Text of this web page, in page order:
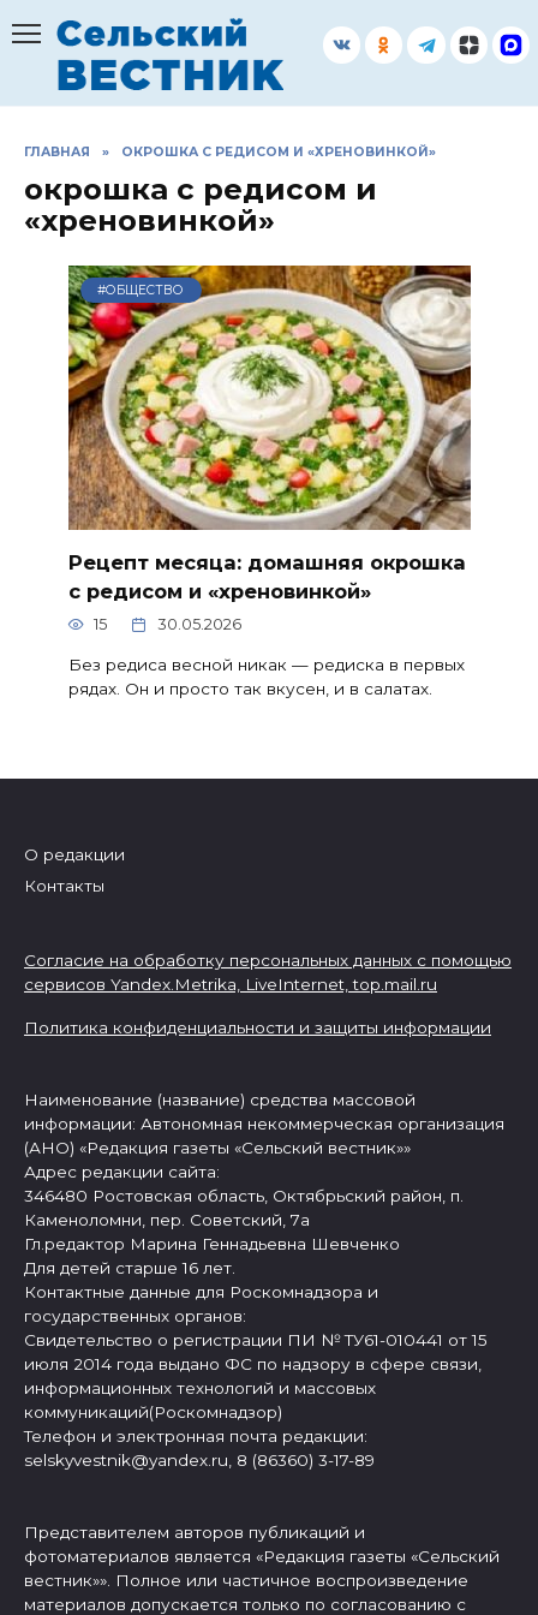
содержанию
ГЛАВНАЯ » ОКРОШКА С РЕДИСОМ И «ХРЕНОВИНКОЙ»
окрошка с редисом и
«хреновинкой»
#ОБЩЕСТВО
Рецепт месяца: домашняя окрошка
с редисом и «хреновинкой»
15 30.05.2026
Без редиса весной никак — редиска в первых
рядах. Он и просто так вкусен, и в салатах.
О редакции
Контакты
Согласие на обработку персональных данных с помощью
сервисов Yandex.Metrika, LiveInternet,top.mail.ru
Политика конфиденциальности и защиты информации
Наименование (название) средства массовой
информации: Автономная некоммерческая организация
(АНО) «Редакция газеты «Сельский вестник»»
Адрес редакции сайта:
346480 Ростовская область, Октябрьский район, п.
Каменоломни, пер. Советский, 7а
Гл.редактор Марина Геннадьевна Шевченко
Для детей старше 16 лет.
Контактные данные для Роскомнадзора и
государственных органов:
Свидетельство о регистрации ПИ № ТУ61-010441 от 15
июля 2014 года выдано ФС по надзору в сфере связи,
информационных технологий и массовых
коммуникаций(Роскомнадзор)
Телефон и электронная почта редакции:
selskyvestnik@yandex.ru, 8 (86360) 3-17-89
Представителем авторов публикаций и
фотоматериалов является «Редакция газеты «Сельский
вестник»». Полное или частичное воспроизведение
материалов допускается только по согласованию с